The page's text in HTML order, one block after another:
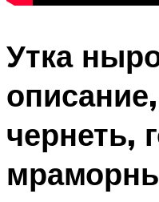
Утка
чернеть,